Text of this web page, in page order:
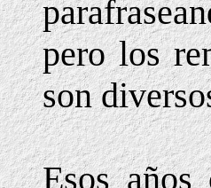
pero los
son
Esos